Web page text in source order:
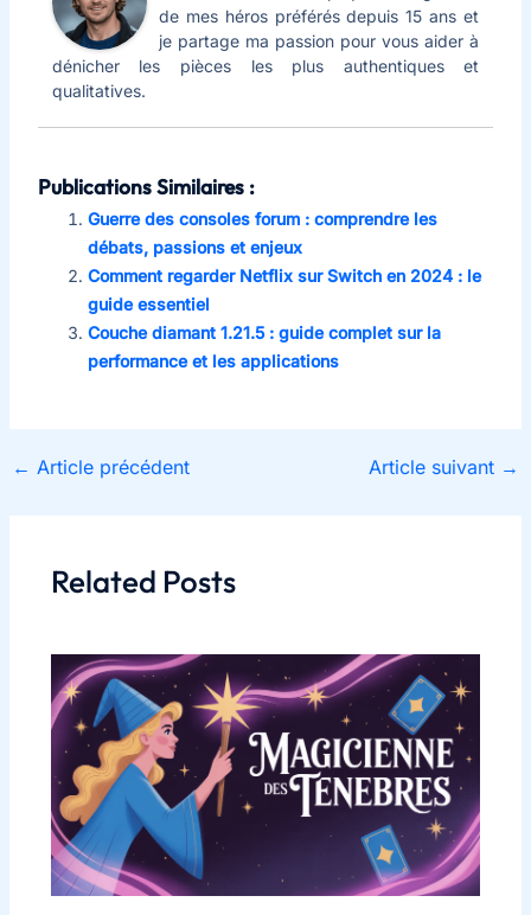
de mes héros préférés depuis 15 ans et
je partage ma passion pour vous aider à
dénicher les pièces les plus authentiques et
qualitatives.
Publications Similaires :
Guerre des consoles forum : comprendre les
débats, passions et enjeux
Comment regarder Netflix sur Switch en 2024 : le
guide essentiel
Couche diamant 1.21.5 : guide complet sur la
performance et les applications
← Article précédent Article suivant →
Related Posts